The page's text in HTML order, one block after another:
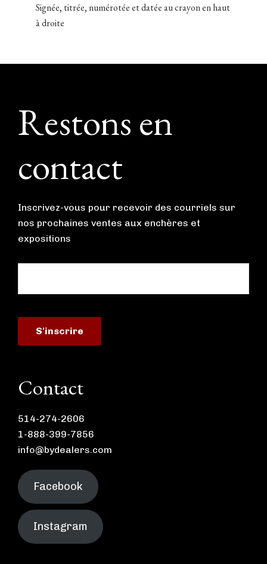
Signée, titrée, numérotée et datée au crayon en haut
à droite
Footer
Restons en
contact
Inscrivez-vous pour recevoir des courriels sur
nos prochaines ventes aux enchères et
expositions
Contact
514-274-2606
1-888-399-7856
info@bydealers.com
Facebook
Instagram